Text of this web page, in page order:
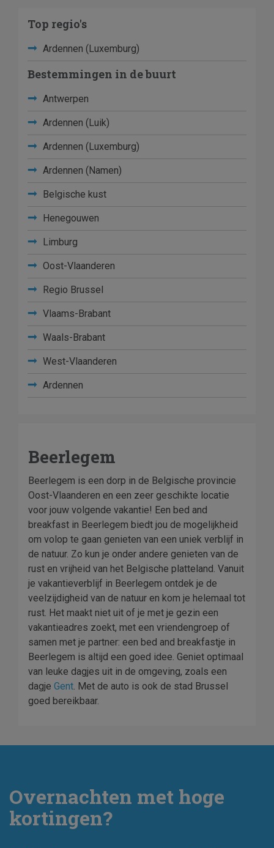
Top regio's
Ardennen (Luxemburg)
Bestemmingen in de buurt
Antwerpen
Ardennen (Luik)
Ardennen (Luxemburg)
Ardennen (Namen)
Belgische kust
Henegouwen
Limburg
Oost-Vlaanderen
Regio Brussel
Vlaams-Brabant
Waals-Brabant
West-Vlaanderen
Ardennen
Beerlegem
Beerlegem is een dorp in de Belgische provincie
Oost-Vlaanderen en een zeer geschikte locatie
voor jouw volgende vakantie! Een bed and
breakfast in Beerlegem biedt jou de mogelijkheid
om volop te gaan genieten van een uniek verblijf in
de natuur. Zo kun je onder andere genieten van de
rust en vrijheid van het Belgische platteland. Vanuit
je vakantieverblijf in Beerlegem ontdek je de
veelzijdigheid van de natuur en kom je helemaal tot
rust. Het maakt niet uit of je met je gezin een
vakantieadres zoekt, met een vriendengroep of
samen met je partner: een bed and breakfastje in
Beerlegem is altijd een goed idee. Geniet optimaal
van leuke dagjes uit in de omgeving, zoals een
dagje Gent. Met de auto is ook de stad Brussel
goed bereikbaar.
Overnachten met hoge
kortingen?